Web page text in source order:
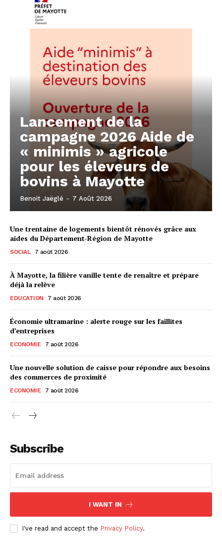
Lancement de la
campagne 2026 Aide de
« minimis » agricole
pour les éleveurs de
bovins à Mayotte
Benoit Jaëglé - 7 Août 2026
Une trentaine de logements bientôt rénovés grâce aux
aides du Département-Région de Mayotte
SOCIAL 7 août 2026
À Mayotte, la filière vanille tente de renaître et prépare
déjà la relève
EDUCATION 7 août 2026
Économie ultramarine : alerte rouge sur les faillites
d’entreprises
ECONOMIE 7 août 2026
Une nouvelle solution de caisse pour répondre aux besoins
des commerces de proximité
ECONOMIE 7 août 2026
Subscribe
I WANT IN
I've read and accept the Privacy Policy.